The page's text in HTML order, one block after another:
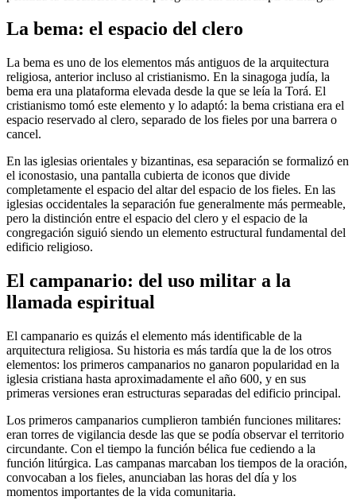
La bema: el espacio del clero
La bema es uno de los elementos más antiguos de la arquitectura
religiosa, anterior incluso al cristianismo. En la sinagoga judía, la
bema era una plataforma elevada desde la que se leía la Torá. El
cristianismo tomó este elemento y lo adaptó: la bema cristiana era el
espacio reservado al clero, separado de los fieles por una barrera o
cancel.
En las iglesias orientales y bizantinas, esa separación se formalizó en
el iconostasio, una pantalla cubierta de iconos que divide
completamente el espacio del altar del espacio de los fieles. En las
iglesias occidentales la separación fue generalmente más permeable,
pero la distinción entre el espacio del clero y el espacio de la
congregación siguió siendo un elemento estructural fundamental del
edificio religioso.
El campanario: del uso militar a la
llamada espiritual
El campanario es quizás el elemento más identificable de la
arquitectura religiosa. Su historia es más tardía que la de los otros
elementos: los primeros campanarios no ganaron popularidad en la
iglesia cristiana hasta aproximadamente el año 600, y en sus
primeras versiones eran estructuras separadas del edificio principal.
Los primeros campanarios cumplieron también funciones militares:
eran torres de vigilancia desde las que se podía observar el territorio
circundante. Con el tiempo la función bélica fue cediendo a la
función litúrgica. Las campanas marcaban los tiempos de la oración,
convocaban a los fieles, anunciaban las horas del día y los
momentos importantes de la vida comunitaria.